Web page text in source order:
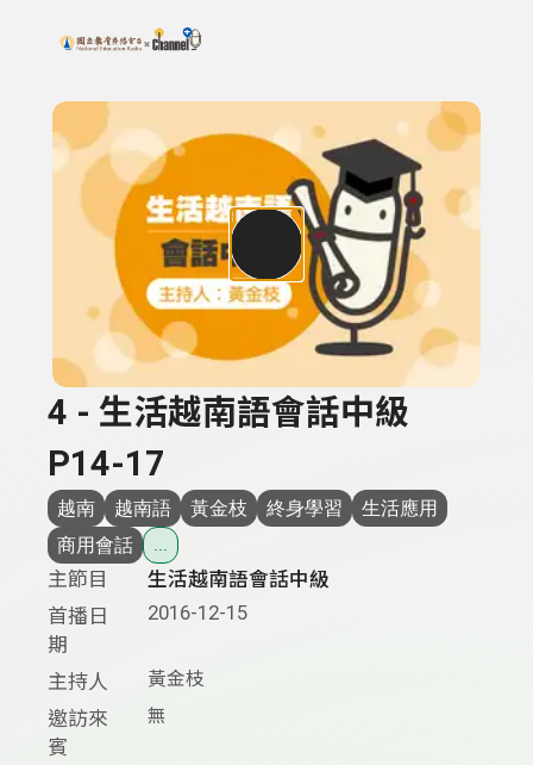
上方功能區塊
搜尋關鍵字：可輸入節目名稱、主持人或關鍵字
4 - 生活越南語會話中級
P14-17
越南 越南語 黃金枝 終身學習
生活應用
商用會話
...
主節目
生活越南語會話中級
首播日
期
2016-12-15
主持人 黃金枝
邀訪來
賓
無